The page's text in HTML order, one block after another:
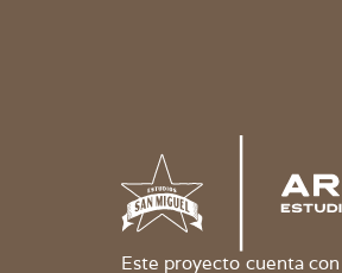
Este proyecto cuenta